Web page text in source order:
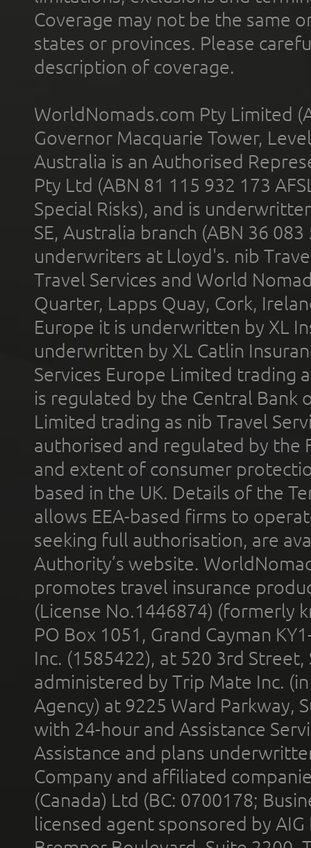
Coverage may not be the same
states or provinces. Please
description of coverage.
WorldNomads.com Pty Limited
Governor Macquarie Tower,
Australia is an Authorised
Pty Ltd (ABN 81 115 932 173
Special Risks), and is
SE, Australia branch (ABN 36
underwriters at Lloyd's. nib
Travel Services and World
Quarter, Lapps Quay, Cork,
Europe it is underwritten by XL
underwritten by XL Catlin
Services Europe Limited trading
is regulated by the Central Bank
Limited trading as nib Travel
authorised and regulated by the
and extent of consumer
based in the UK. Details of the
allows EEA-based firms to
seeking full authorisation, are
Authority’s website.
promotes travel insurance
(License No.1446874) (formerly
PO Box 1051, Grand Cayman
Inc. (1585422), at 520 3rd
administered by Trip Mate Inc.
Agency) at 9225 Ward Parkway,
with 24-hour and Assistance
Assistance and plans
Company and affiliated
(Canada) Ltd (BC: 0700178;
licensed agent sponsored by